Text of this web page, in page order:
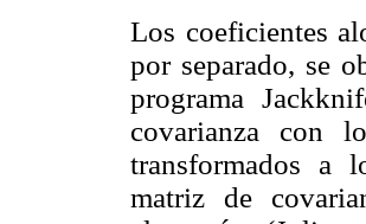
Los coeficientes
por separado, se
programa
covarianza con
transformados a
matriz de